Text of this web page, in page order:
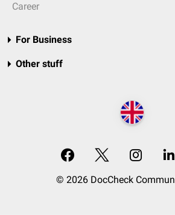
Career
For Business
Other stuff
© 2026 DocCheck